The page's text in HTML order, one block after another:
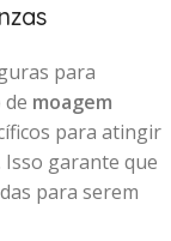
para
moagem
para atingir
Isso garante que
para serem